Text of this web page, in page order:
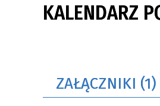
KALENDARZ
ZAŁĄCZNIKI (1)